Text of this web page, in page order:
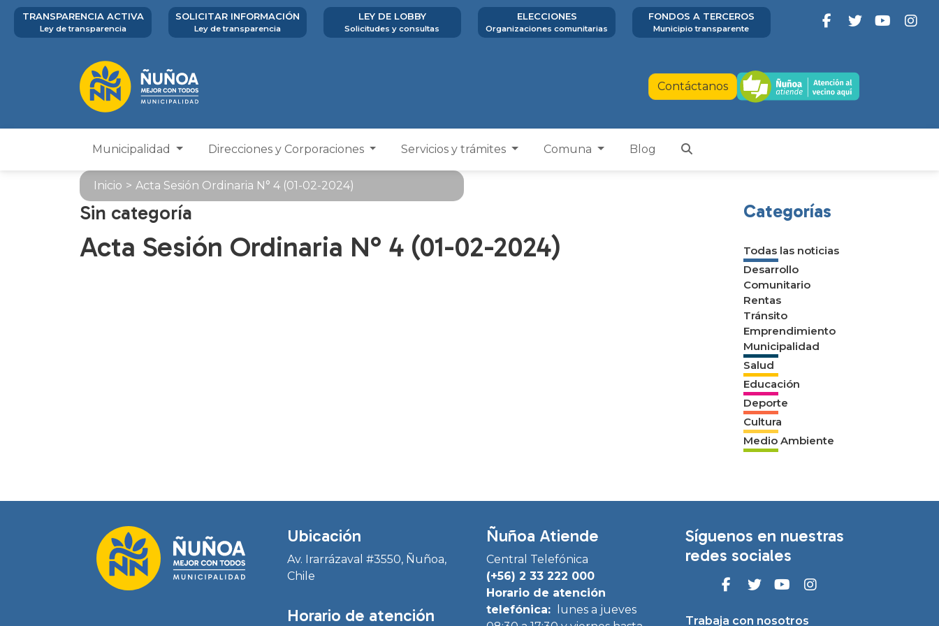
TRANSPARENCIA ACTIVA
Ley de transparencia
SOLICITAR INFORMACIÓN
Ley de transparencia
LEY DE LOBBY
Solicitudes y consultas
ELECCIONES
Organizaciones comunitarias
FONDOS A TERCEROS
Municipio transparente
Contáctanos
Municipalidad Direcciones y Corporaciones Servicios y trámites Comuna Blog
Inicio > Acta Sesión Ordinaria N° 4 (01-02-2024)
Sin categoría
Acta Sesión Ordinaria N° 4 (01-02-2024)
Categorías
Todas las noticias
Desarrollo
Comunitario
Rentas
Tránsito
Emprendimiento
Municipalidad
Salud
Educación
Deporte
Cultura
Medio Ambiente
Ubicación
Av. Irarrázaval #3550, Ñuñoa,
Chile
Horario de atención
Ñuñoa Atiende
Central Telefónica
(+56) 2 33 222 000
Horario de atención
telefónica:
lunes a jueves
Síguenos en nuestras
redes sociales
Trabaja con nosotros